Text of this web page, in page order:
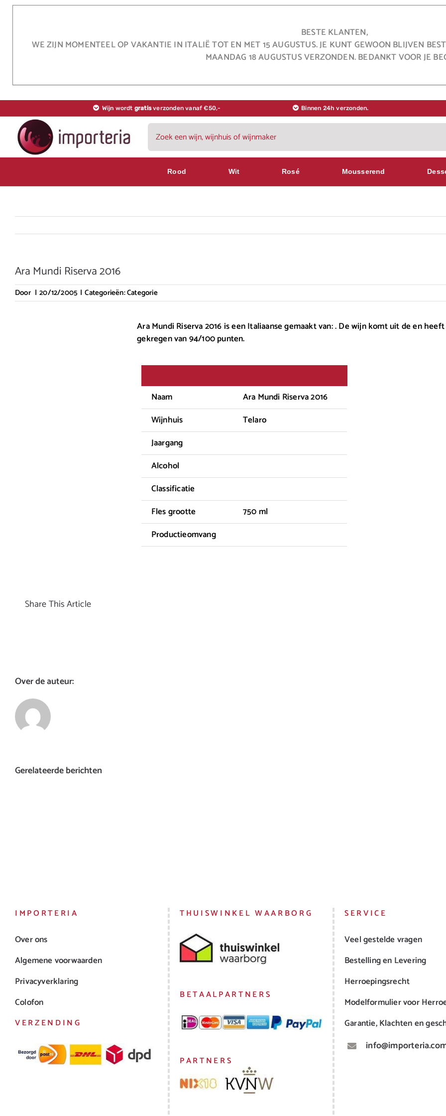
BESTE KLANTEN,
WE ZIJN MOMENTEEL OP VAKANTIE IN ITALIË TOT EN MET 15 AUGUSTUS. JE KUNT GEWOON BLIJVEN
MAANDAG 18 AUGUSTUS VERZONDEN. BEDANKT VOOR JE
Wijn wordt gratisverzonden vanaf €50,- Binnen 24h verzonden.
Zoeken
naar:
Rood Wit Rosé Mousserend
Ara Mundi Riserva 2016
Door | 20/12/2005 | Categorieën:Categorie
Ara Mundi Riserva 2016 is een Italiaanse gemaakt van: . De wijn komt uit de en
gekregen van 94/100 punten.
Naam
Ara Mundi Riserva 2016
Wijnhuis
Telaro
Jaargang
Alcohol
Classificatie
Fles grootte
750 ml
Productieomvang
Share This Article
Over de auteur:
Gerelateerde berichten
IMPORTERIA
Over ons
Algemene voorwaarden
Privacyverklaring
Colofon
VERZENDING
THUISWINKEL WAARBORG
BETAALPARTNERS
PARTNERS
SERVICE
Veel gestelde vragen
Bestelling en Levering
Herroepingsrecht
Modelformulier voor
Garantie, Klachten en